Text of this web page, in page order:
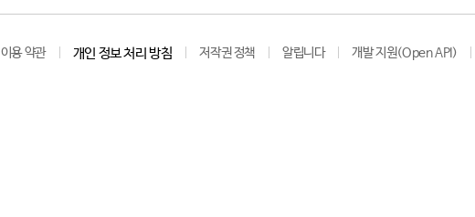
이용 약관 개인 정보 처리 방침 저작권 정책 알립니다 개발 지원(Open API)